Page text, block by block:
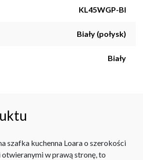
KL45WGP-BI
Biały (połysk)
Biały
szafka kuchenna Loara o szerokości
w prawą stronę, to